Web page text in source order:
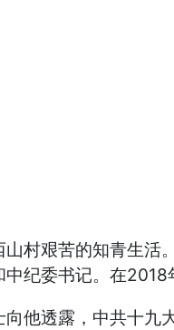
村艰苦的知青生
纪委书记。在
他透露，中共十